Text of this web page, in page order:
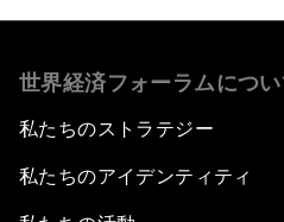
世界経済フォーラムにつ
私たちのストラテジー
私たちのアイデンティティ